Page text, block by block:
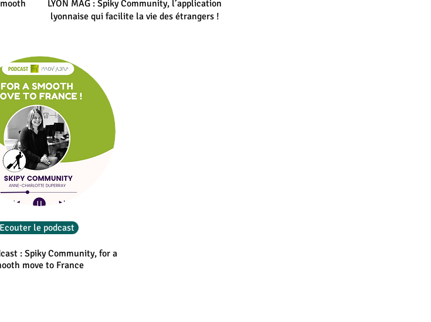
LYON MAG : Spiky Community, l’application
lyonnaise qui facilite la vie des étrangers !
Ecouter le podcast
: Spiky Community, for a
move to France